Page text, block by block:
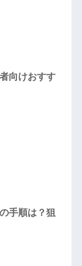
向けおすす
手順は？狙